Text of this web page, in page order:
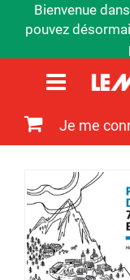
Bienvenue
pouvez
Je me